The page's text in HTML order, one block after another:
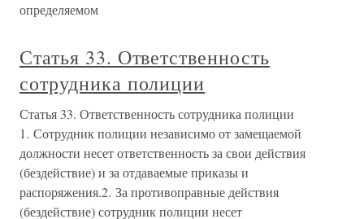
определяемом
Статья 33. Ответственность
сотрудника полиции
Статья 33. Ответственность сотрудника полиции
1. Сотрудник полиции независимо от замещаемой
должности несет ответственность за свои действия
(бездействие) и за отдаваемые приказы и
распоряжения.2. За противоправные действия
(бездействие) сотрудник полиции несет